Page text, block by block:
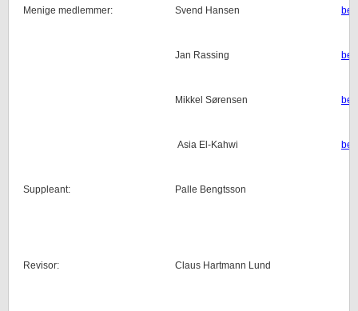
Menige medlemmer: Svend Hansen
Jan Rassing
Mikkel Sørensen
Asia El-Kahwi
Suppleant: Palle Bengtsson
Revisor: Claus Hartmann Lund